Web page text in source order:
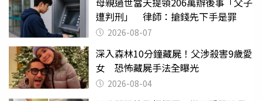
遭判刑」 律師：搶錢先下手是罪
2026-08-07
深入森林10分鐘藏屍！父涉殺害9歲愛
女 恐怖藏屍手法全曝光
2026-08-04